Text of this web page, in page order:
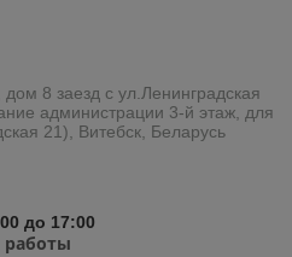
дом 8 заезд с ул.Ленинградская
администрации 3-й этаж, для
21), Витебск, Беларусь
до 17:00
работы